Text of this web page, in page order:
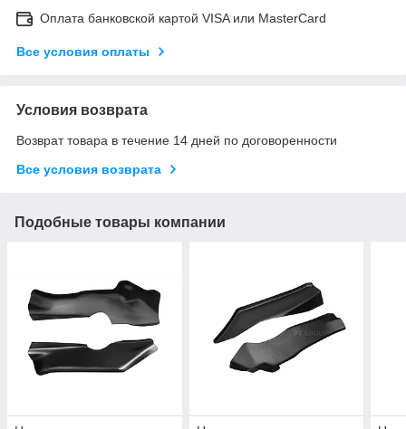
Оплата банковской картой VISA или MasterCard
Все условия оплаты
Условия возврата
Возврат товара в течение 14 дней по договоренности
Все условия возврата
Подобные товары компании